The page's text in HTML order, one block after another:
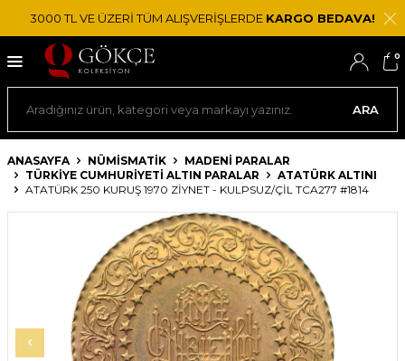
3000 TL VE ÜZERİ TÜM ALIŞVERİŞLERDE KARGO BEDAVA!
ARA
0
ANASAYFA NÜMİSMATİK
MADENI PARALAR
TÜRKIYE CUMHURIYETI ALTIN PARALAR
ATATÜRK ALTINI
ATATÜRK 250 KURUŞ 1970 ZIYNET - KULPSUZ/ÇİL TCA277 #1814